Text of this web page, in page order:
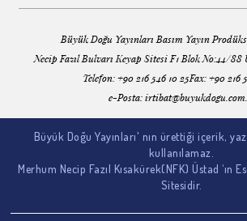
Büyük Doğu Yayınları Basım Yayın
Necip Fazıl Bulvarı Keyap Sitesi F1 Blok No:44/
Telefon: +90 216 546 10 25Fax: +90 216
e-Posta:
Büyük Doğu Yayınları' nın ürettiği içerik,
kullanılamaz.
Merhum Necip Fazıl Kısakürek(NFK) Üstad ‘ın
Sitesidir.